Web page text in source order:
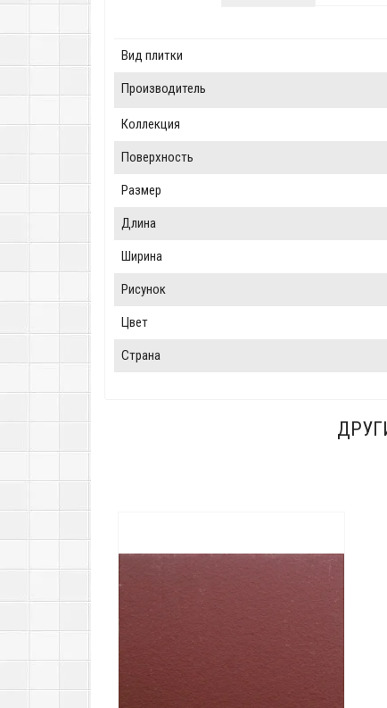
Вид плитки
Производитель
Коллекция
Поверхность
Размер
Длина
Ширина
Рисунок
Цвет
Страна